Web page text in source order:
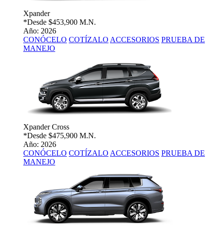
Xpander
*Desde $453,900 M.N.
Año: 2026
CONÓCELO COTÍZALO ACCESORIOS PRUEBA DE
MANEJO
Xpander Cross
*Desde $475,900 M.N.
Año: 2026
CONÓCELO COTÍZALO ACCESORIOS PRUEBA DE
MANEJO